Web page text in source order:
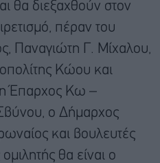
θα διεξαχθούν στον
πέραν του
Παναγιώτη Γ. Μίχαλου,
Κώου και
Έπαρχος Κω –
ο Δήμαρχος
και βουλευτές
θα είναι ο